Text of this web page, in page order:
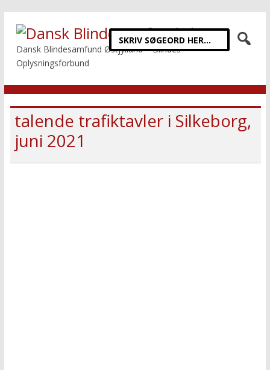
Dansk Blindesamfund Østjylland – Blindes
Oplysningsforbund
talende trafiktavler i Silkeborg,
juni 2021